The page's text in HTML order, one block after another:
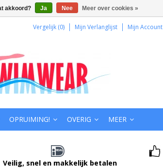
Vergelijk (0) Mijn Verlanglijst Mijn Account
OPRUIMING! OVERIG MEER
Veilig, snel en makkelijk betalen
akkoord? Ja Nee Meer over cookies »